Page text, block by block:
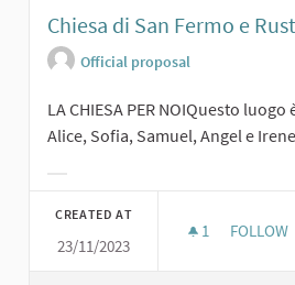
Chiesa di San Fermo e
Official proposal
LA CHIESA PER NOIQuesto
Alice, Sofia, Samuel, Angel e
CREATED AT
23/11/2023
1 1
FOLLOW